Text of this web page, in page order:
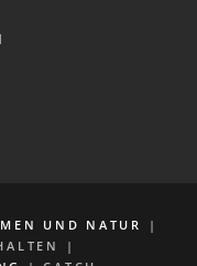
UND NATUR
|
|